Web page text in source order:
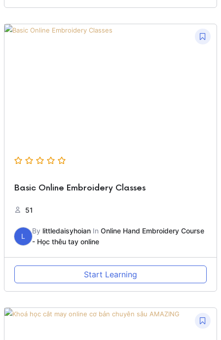
Basic Online Embroidery Classes
51
L
By littledaisyhoian InOnline Hand Embroidery Course
- Học thêu tay online
Start Learning